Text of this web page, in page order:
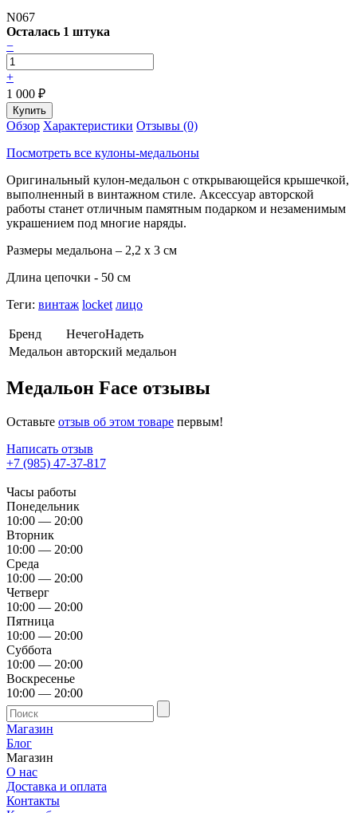
N067
Осталась 1 штука
−
+
1 000 ₽
Обзор Характеристики Отзывы (0)
Посмотреть все кулоны-медальоны
Оригинальный кулон-медальон с открывающейся крышечкой,
выполненный в винтажном стиле. Аксессуар авторской
работы станет отличным памятным подарком и незаменимым
украшением под многие наряды.
Размеры медальона – 2,2 х 3 см
Длина цепочки - 50 см
Теги: винтаж locket лицо
Бренд
НечегоНадеть
Медальон авторский медальон
Медальон Face отзывы
Оставьте отзыв об этом товаре первым!
Написать отзыв
+7 (985) 47-37-817
Часы работы
Понедельник
10:00 — 20:00
Вторник
10:00 — 20:00
Среда
10:00 — 20:00
Четверг
10:00 — 20:00
Пятница
10:00 — 20:00
Суббота
10:00 — 20:00
Воскресенье
10:00 — 20:00
Магазин
Блог
Магазин
О нас
Доставка и оплата
Контакты